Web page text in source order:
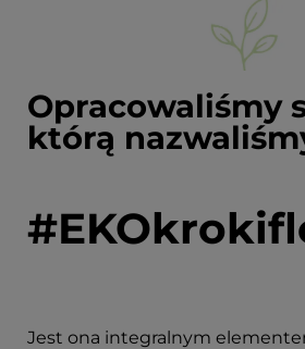
Opracowaliśmy
którą
Jest ona integralnym